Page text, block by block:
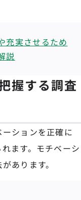
充実させるため
説
握する調査
ションを正確に
ます。モチベーシ
あります。